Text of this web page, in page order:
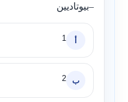
–بيوتاديين
1
ب 2